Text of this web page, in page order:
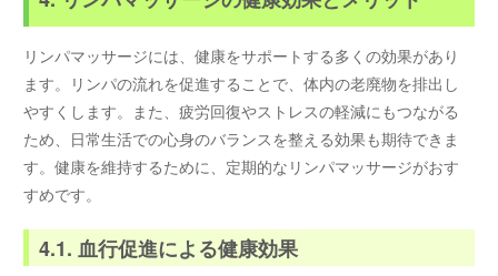
リンパマッサージには、健康をサポートする多くの効果があり
ます。リンパの流れを促進することで、体内の老廃物を排出し
やすくします。また、疲労回復やストレスの軽減にもつながる
ため、日常生活での心身のバランスを整える効果も期待できま
す。健康を維持するために、定期的なリンパマッサージがおす
すめです。
4.1. 血行促進による健康効果